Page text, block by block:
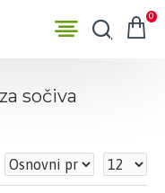
0
sočiva